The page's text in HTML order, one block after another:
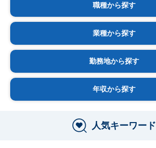
職種から探す
業種から探す
勤務地から探す
年収から探す
人気キーワード